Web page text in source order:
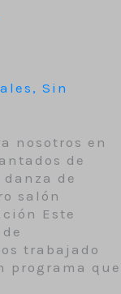
, Sin
nosotros en
de
de
salón
Este
trabajado
programa que